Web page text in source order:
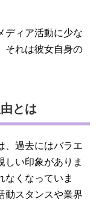
ディア活動に少な
それは彼女自身の
とは
、過去にはバラエ
しい印象がありま
なくなっていま
動スタンスや業界